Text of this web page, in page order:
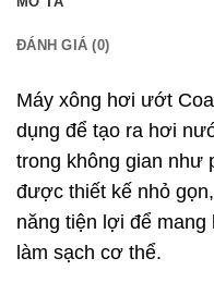
ĐÁNH GIÁ (0)
Máy xông hơi ướt
dụng để tạo ra hơi
trong không gian như
được thiết kế nhỏ
năng tiện lợi để
làm sạch cơ thể.